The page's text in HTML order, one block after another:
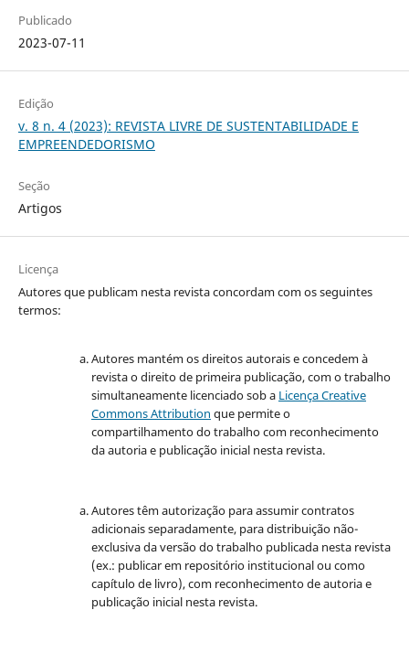
Publicado
2023-07-11
Edição
v. 8 n. 4 (2023): REVISTA LIVRE DE SUSTENTABILIDADE E
EMPREENDEDORISMO
Seção
Artigos
Licença
Autores que publicam nesta revista concordam com os seguintes
termos:
Autores mantém os direitos autorais e concedem à
revista o direito de primeira publicação, com o trabalho
simultaneamente licenciado sob a Licença Creative
Commons Attribution que permite o
compartilhamento do trabalho com reconhecimento
da autoria e publicação inicial nesta revista.
Autores têm autorização para assumir contratos
adicionais separadamente, para distribuição não-
exclusiva da versão do trabalho publicada nesta revista
(ex.: publicar em repositório institucional ou como
capítulo de livro), com reconhecimento de autoria e
publicação inicial nesta revista.